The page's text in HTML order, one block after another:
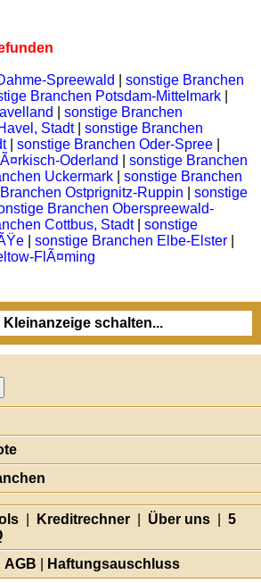
Spreewald
sonstige Branchen
Branchen Potsdam-Mittelmark
sonstige Branchen
Stadt| sonstige Branchen
| sonstige Branchen Oder-Spree
Oderland
sonstige Branchen
Uckermark
sonstige Branchen
Ostprignitz-Ruppin
sonstige
Branchen Oberspreewald-
Cottbus, Stadt| sonstige
sonstige Branchen Elbe-Elster
FlÃ¤ming
Kleinanzeige schalten...
Kreditrechner Über uns
5
AGB Haftungsauschluss